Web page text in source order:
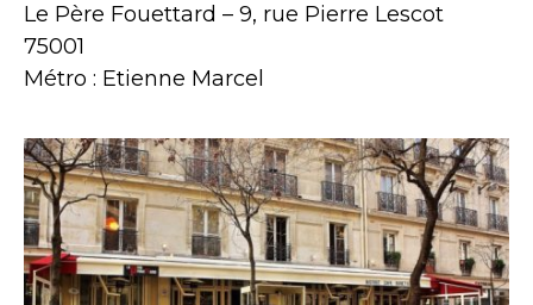
Le Père Fouettard – 9, rue Pierre Lescot
75001
Métro : Etienne Marcel